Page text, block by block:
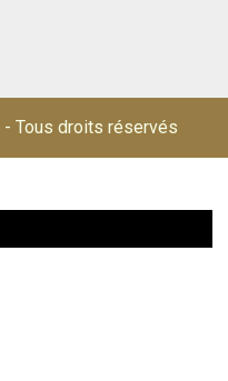
- Tous droits réservés